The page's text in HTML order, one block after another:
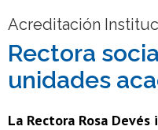
Acreditación
Rectora
unidades
La Rectora Rosa